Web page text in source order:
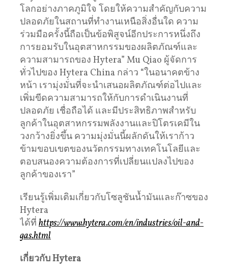
โลกอย่างภาคภูมิใจ โดยให้ความสำคัญกับความ
ปลอดภัยในสถานที่ทำงานเหนือสิ่งอื่นใด ความ
ร่วมมือครั้งนี้ถือเป็นข้อพิสูจน์อีกประการหนึ่งถึง
การยอมรับในอุตสาหกรรมของผลิตภัณฑ์และ
ความสามารถของ Hytera” Mu Qiao ผู้จัดการ
ทั่วไปของ Hytera China กล่าว “ในอนาคตข้าง
หน้า เรามุ่งมั่นที่จะนำเสนอผลิตภัณฑ์ต่อไปและ
เพิ่มขีดความสามารถให้กับการดำเนินงานที่
ปลอดภัย เชื่อถือได้ และมีประสิทธิภาพสำหรับ
ลูกค้าในอุตสาหกรรมพลังงานและปิโตรเคมีใน
วงกว้างยิ่งขึ้น ความมุ่งมั่นนี้ผลักดันให้เราก้าว
ข้ามขอบเขตของนวัตกรรมทางเทคโนโลยีและ
ตอบสนองความต้องการที่เปลี่ยนแปลงไปของ
ลูกค้าของเรา”
เรียนรู้เพิ่มเติมเกี่ยวกับโซลูชันน้ำมันและก๊าซของ
Hytera
ได้ที่ https://www.hytera.com/en/industries/oil-and-
gas.html
เกี่ยวกับHytera